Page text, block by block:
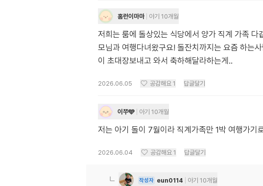
홈런이마마 아기 10개월
저희는 룸에 돌상있는 식당에서 양가 직계 가족
모님과 여행다녀왔구요! 돌잔치까지는 요즘 하는
이 초대장보내고 와서 축하해달라하는게..
2026.06.05 공감해요 1 답글달기
이쭈🩵 아기 10개월
저는 아기 돌이 7월이라 직계가족만 1박 여행가기
2026.06.04 공감해요 1 답글달기
작성자 eun0114 아기 10개월